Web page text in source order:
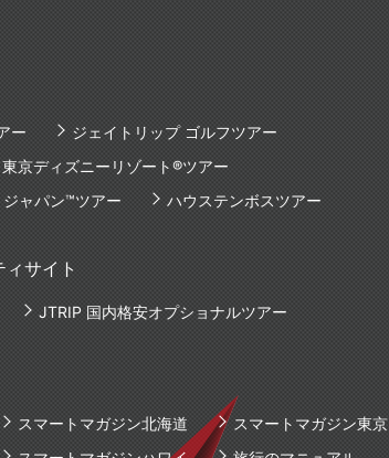
ー
ジェイトリップ ゴルフツアー
東京ディズニーリゾート®ツアー
ャパン™ツアー
ハウステンボスツアー
ィサイト
JTRIP 国内格安オプショナルツアー
スマートマガジン北海道
スマートマガジン東京